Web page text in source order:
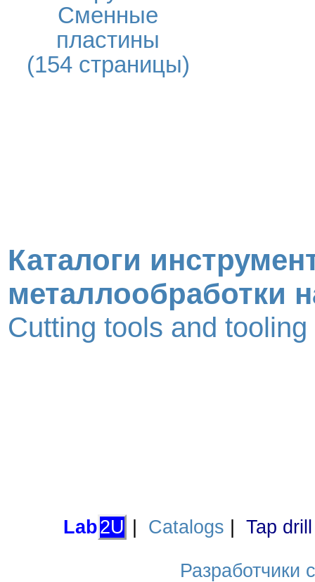
Сменные
пластины
(154 страницы)
Каталоги
металлообработки
Cutting tools and
Lab2U Catalogs Tap
Разработчики